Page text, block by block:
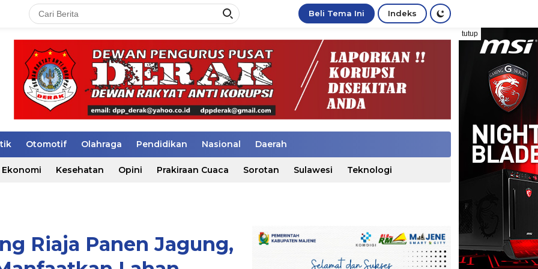
Beli Tema Ini Indeks
tutup
Otomotif Olahraga Pendidikan Nasional Daerah
Ekonomi Kesehatan Opini Prakiraan Cuaca Sorotan Sulawesi Teknologi
Riaja Panen Jagung,